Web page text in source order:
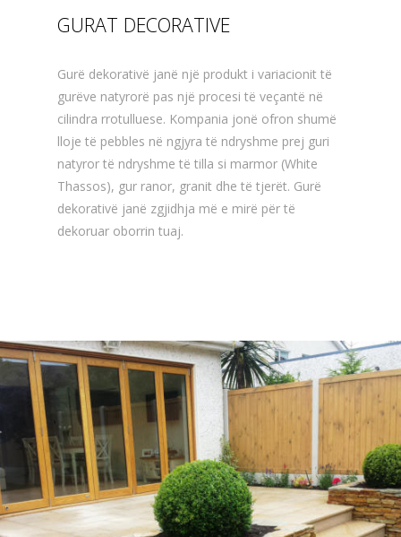
GURAT DECORATIVE
Gurë dekorativë janë një produkt i variacionit të
gurëve natyrorë pas një procesi të veçantë në
cilindra rrotulluese. Kompania jonë ofron shumë
lloje të pebbles në ngjyra të ndryshme prej guri
natyror të ndryshme të tilla si marmor (White
Thassos), gur ranor, granit dhe të tjerët. Gurë
dekorativë janë zgjidhja më e mirë për të
dekoruar oborrin tuaj.